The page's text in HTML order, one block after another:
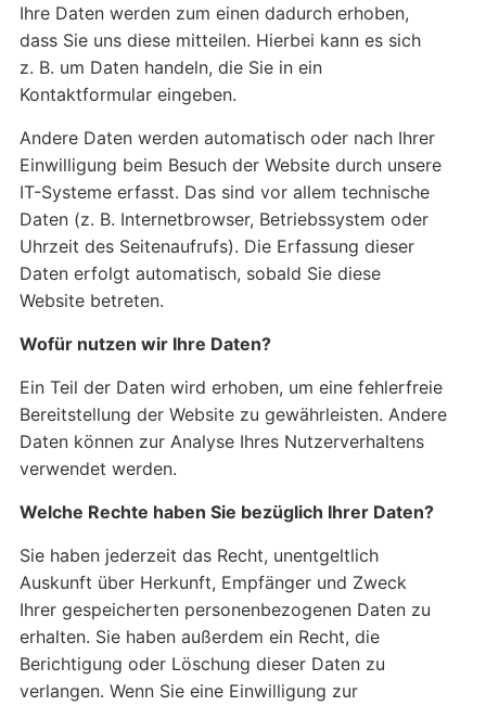
Ihre Daten werden zum einen dadurch erhoben,
dass Sie uns diese mitteilen. Hierbei kann es sich
z. B. um Daten handeln, die Sie in ein
Kontaktformular eingeben.
Andere Daten werden automatisch oder nach Ihrer
Einwilligung beim Besuch der Website durch unsere
IT-Systeme erfasst. Das sind vor allem technische
Daten (z. B. Internetbrowser, Betriebssystem oder
Uhrzeit des Seitenaufrufs). Die Erfassung dieser
Daten erfolgt automatisch, sobald Sie diese
Website betreten.
Wofür nutzen wir Ihre Daten?
Ein Teil der Daten wird erhoben, um eine fehlerfreie
Bereitstellung der Website zu gewährleisten. Andere
Daten können zur Analyse Ihres Nutzerverhaltens
verwendet werden.
Welche Rechte haben Sie bezüglich Ihrer Daten?
Sie haben jederzeit das Recht, unentgeltlich
Auskunft über Herkunft, Empfänger und Zweck
Ihrer gespeicherten personenbezogenen Daten zu
erhalten. Sie haben außerdem ein Recht, die
Berichtigung oder Löschung dieser Daten zu
verlangen. Wenn Sie eine Einwilligung zur